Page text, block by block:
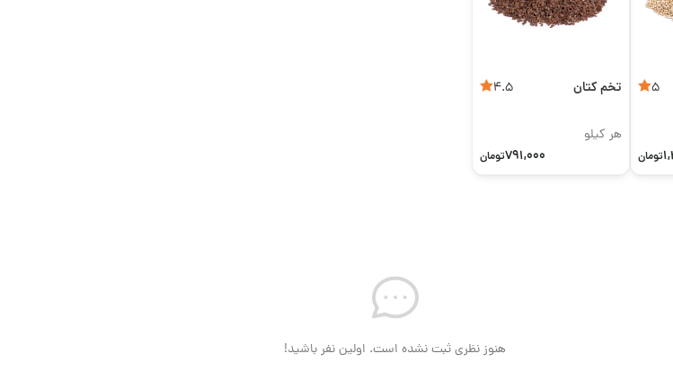
5
تومان
تخم کتان 4.5
هر کیلو
791,000تومان
هنوز نظری ثبت نشده است. اولین نفر باشید!